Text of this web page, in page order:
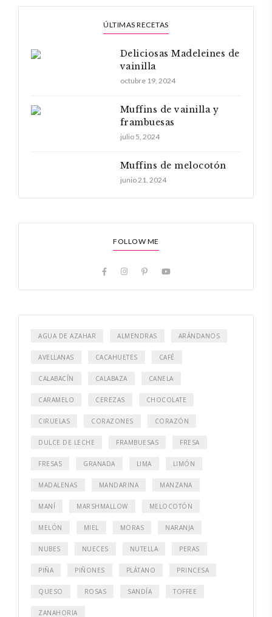
ÚLTIMAS RECETAS
Deliciosas Madeleines de
vainilla
octubre 19, 2024
Muffins de vainilla y
frambuesas
julio 5, 2024
Muffins de melocotón
junio 21, 2024
FOLLOW ME
AGUA DE AZAHAR ALMENDRAS ARÁNDANOS
AVELLANAS CACAHUETES CAFÉ
CALABACÍN CALABAZA CANELA
CARAMELO CEREZAS CHOCOLATE
CIRUELAS CORAZONES CORAZÓN
DULCE DE LECHE FRAMBUESAS FRESA
FRESAS GRANADA LIMA LIMÓN
MADALENAS MANDARINA MANZANA
MANÍ MARSHMALLOW MELOCOTÓN
MELÓN MIEL MORAS NARANJA
NUBES NUECES NUTELLA PERAS
PIÑA PIÑONES PLÁTANO PRINCESA
QUESO ROSAS SANDÍA TOFFEE
ZANAHORIA